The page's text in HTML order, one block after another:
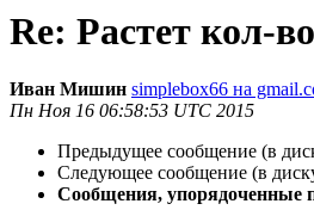
Re: Растет кол-
Иван Мишин simplebox66 на
Пн Ноя 16 06:58:53 UTC 2015
Предыдущее сообщение (в
Следующее сообщение (в
Сообщения, упорядоченные